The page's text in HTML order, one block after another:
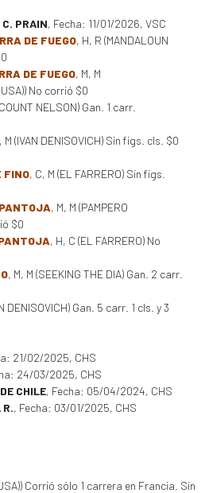
C. PRAIN, Fecha: 11/01/2026, VSC
DE FUEGO, H, R (MANDALOUN
DE FUEGO, M, M
No corrió $0
NELSON) Gan. 1 carr.
M (IVAN DENISOVICH) Sin figs. cls. $0
FINO, C, M (EL FARRERO) Sin figs.
, M, M (PAMPERO
$0
, H, C (EL FARRERO) No
, M, M (SEEKING THE DIA) Gan. 2 carr.
DENISOVICH) Gan. 5 carr. 1 cls. y 3
21/02/2025, CHS
24/03/2025, CHS
CHILE, Fecha: 05/04/2024, CHS
R., Fecha: 03/01/2025, CHS
Corrió sólo 1 carrera en Francia. Sin